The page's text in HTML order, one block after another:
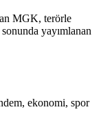
MGK, terörle
yayımlanan
ekonomi, spor